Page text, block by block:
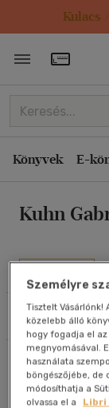
Kulacs
Könyvek E-
Kuhn
Művei
Szűrés
Rendezés
Kiadás
Ár szerint
Eladott
Cím
Szerző
Megjelenítés
20 db /
40 db /
Személyre
Tisztelt Vásárlónk!
közelebb álló
hogy fogadja el az
megnyomásával.
használata
böngészőjébe, de
módosíthatja a
olvassa el a
Libri